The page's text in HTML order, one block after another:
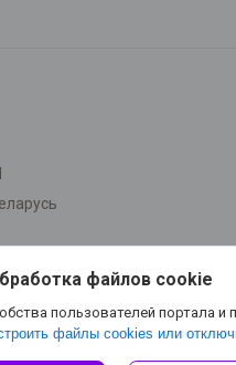
файлов cookie
пользователей портала и
файлы cookies или